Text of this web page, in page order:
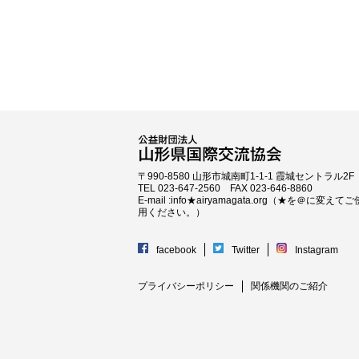
〒990-8580 山形市城南町1-1-1 霞城セントラル2F
TEL 023-647-2560 FAX 023-646-8860
E-mail :info★airyamagata.org（★を＠に変えてご
用ください。）
facebook Twitter Instagram
プライバシーポリシー 関係機関のご紹介